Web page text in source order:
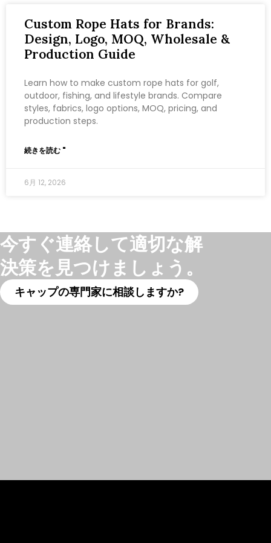
Custom Rope Hats for Brands:
Design, Logo, MOQ, Wholesale &
Production Guide
Learn how to make custom rope hats for golf,
outdoor, fishing, and lifestyle brands. Compare
styles, fabrics, logo options, MOQ, pricing, and
production steps.
続きを読む "
6月 12, 2026
今すぐ連絡して適切な解
決策を見つけましょう。
キャップの専門家に相談しますか?